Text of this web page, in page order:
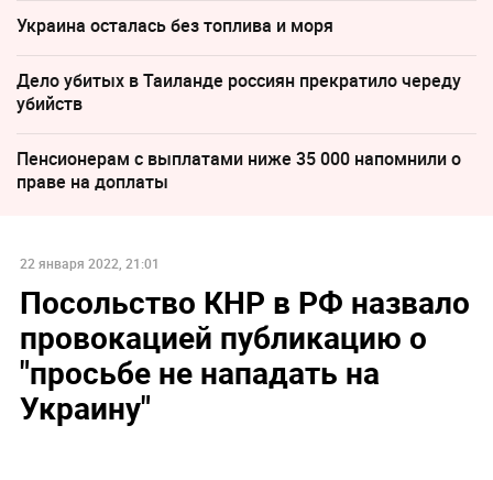
Украина осталась без топлива и моря
Дело убитых в Таиланде россиян прекратило череду
убийств
Пенсионерам с выплатами ниже 35 000 напомнили о
праве на доплаты
22 января 2022, 21:01
Посольство КНР в РФ назвало
провокацией публикацию о
"просьбе не нападать на
Украину"